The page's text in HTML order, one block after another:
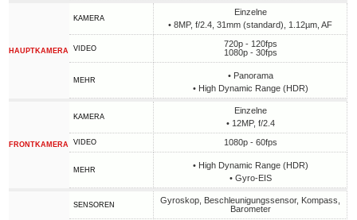
HAUPTKAMERA
KAMERA
Einzelne
• 8MP, f/2.4, 31mm (standard), 1.12µm, AF
VIDEO
720p - 120fps
1080p - 30fps
MEHR
• Panorama
• High Dynamic Range (HDR)
FRONTKAMERA
KAMERA
Einzelne
• 12MP, f/2.4
VIDEO 1080p - 60fps
MEHR
• High Dynamic Range (HDR)
• Gyro-EIS
SENSOREN
Gyroskop, Beschleunigungssensor, Kompass,
Barometer